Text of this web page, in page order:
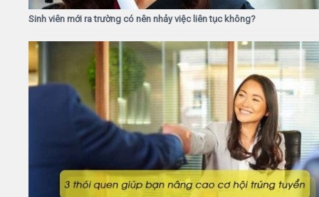
Sinh viên mới ra trường có nên nhảy việc liên tục không?